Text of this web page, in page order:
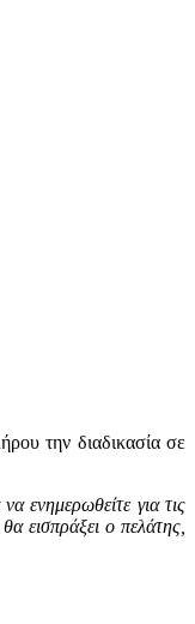
την διαδικασία σε
ενημερωθείτε για τις
εισπράξει ο πελάτης,